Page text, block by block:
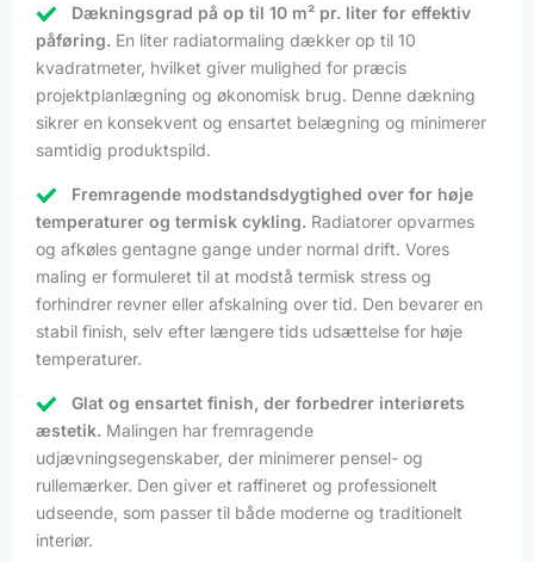
Dækningsgrad på op til 10 m² pr. liter for effektiv
påføring. En liter radiatormaling dækker op til 10
kvadratmeter, hvilket giver mulighed for præcis
projektplanlægning og økonomisk brug. Denne dækning
sikrer en konsekvent og ensartet belægning og minimerer
samtidig produktspild.
Fremragende modstandsdygtighed over for høje
temperaturer og termisk cykling. Radiatorer opvarmes
og afkøles gentagne gange under normal drift. Vores
maling er formuleret til at modstå termisk stress og
forhindrer revner eller afskalning over tid. Den bevarer en
stabil finish, selv efter længere tids udsættelse for høje
temperaturer.
Glat og ensartet finish, der forbedrer interiørets
æstetik. Malingen har fremragende
udjævningsegenskaber, der minimerer pensel- og
rullemærker. Den giver et raffineret og professionelt
udseende, som passer til både moderne og traditionelt
interiør.